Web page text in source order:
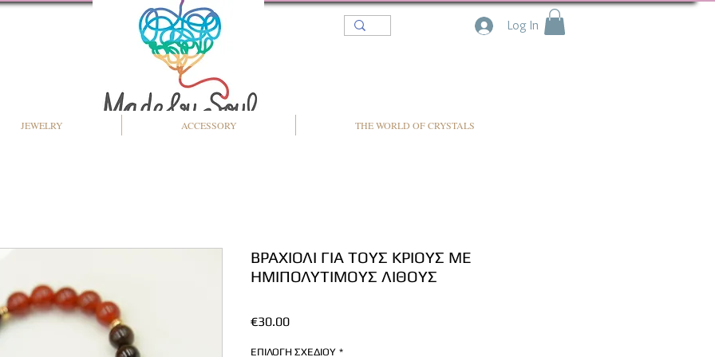
Log In
JEWELRY ACCESSORY THE WORLD OF CRYSTALS
ΒΡΑΧΙΟΛΙ ΓΙΑ ΤΟΥΣ ΚΡΙΟΥΣ ΜΕ
ΗΜΙΠΟΛΥΤΙΜΟΥΣ ΛΙΘΟΥΣ
€30.00Price
ΕΠΙΛΟΓΗ ΣΧΕΔΙΟΥ *